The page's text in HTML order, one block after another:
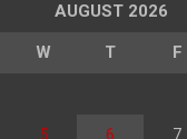
AUGUST 2026
W T F
5 6 7